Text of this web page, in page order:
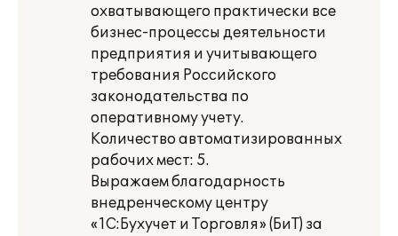
охватывающего практически все
бизнес-процессы деятельности
предприятия и учитывающего
требования Российского
законодательства по
оперативному учету.
Количество автоматизированных
рабочих мест: 5.
Выражаем благодарность
внедренческому центру
«1С:Бухучет и Торговля» (БиТ) за